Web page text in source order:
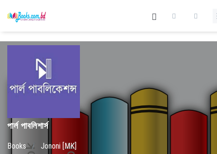
পার্ল পাবলিশার্স
Books / Jononi [MK]